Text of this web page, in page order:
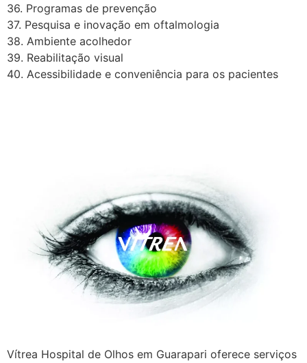
36. Programas de prevenção
37. Pesquisa e inovação em oftalmologia
38. Ambiente acolhedor
39. Reabilitação visual
40. Acessibilidade e conveniência para os pacientes
Vítrea Hospital de Olhos em Guarapari oferece serviços